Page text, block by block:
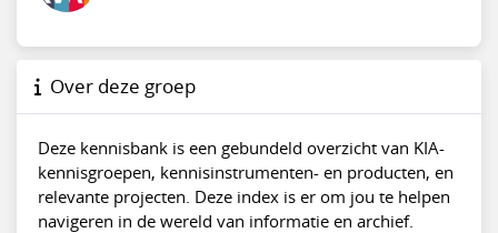
Over deze groep
Deze kennisbank is een gebundeld overzicht van KIA-
kennisgroepen, kennisinstrumenten- en producten, en
relevante projecten. Deze index is er om jou te helpen
navigeren in de wereld van informatie en archief.